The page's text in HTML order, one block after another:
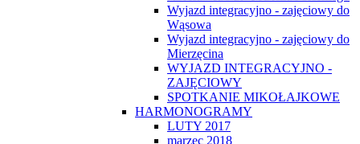
Wyjazd integracyjno - zajęciowy do
Wąsowa
Wyjazd integracyjno - zajęciowy do
Mierzęcina
WYJAZD INTEGRACYJNO -
ZAJĘCIOWY
SPOTKANIE MIKOŁAJKOWE
HARMONOGRAMY
LUTY 2017
marzec 2018